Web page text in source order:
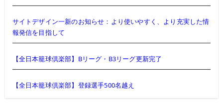
サイトデザイン一新のお知らせ：より使いやすく、より充実した情
報発信を目指して
【全日本籠球倶楽部】Bリーグ・B3リーグ更新完了
【全日本籠球倶楽部】登録選手500名越え